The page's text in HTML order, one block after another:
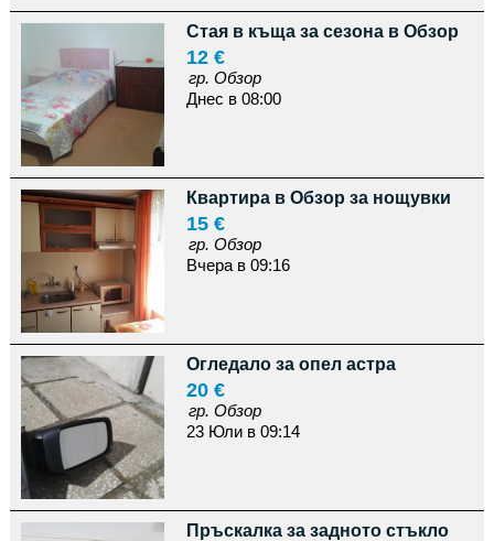
Стая в къща за сезона в Обзор
12 €
гр. Обзор
Днес в 08:00
Квартира в Обзор за нощувки
15 €
гр. Обзор
Вчера в 09:16
Огледало за опел астра
20 €
гр. Обзор
23 Юли в 09:14
Пръскалка за задното стъкло